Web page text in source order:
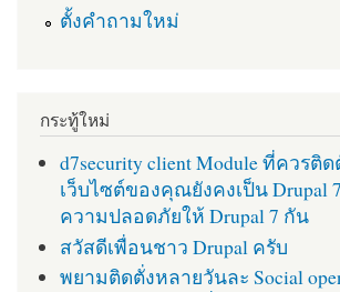
ตั้งคำถามใหม่
กระทู้ใหม่
d7security client Module ที่ควรติ
เว็บไซต์ของคุณยังคงเป็น Drupal
ความปลอดภัยให้ Drupal 7 กัน
สวัสดีเพื่อนชาว Drupal ครับ
พยามติดตั่งหลายวันละ Social